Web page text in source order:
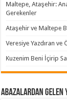
Maltepe, Ataşehir:
Gerekenler
Ataşehir ve Maltepe
Veresiye Yazdıran ve
Kuzenim Beni İçirip
Abazalardan